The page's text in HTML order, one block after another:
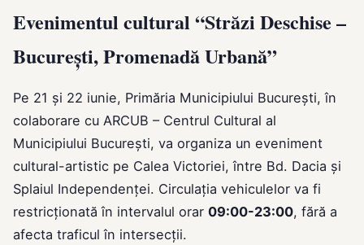
Evenimentul cultural “Străzi Deschise –
București, Promenadă Urbană”
Pe 21 și 22 iunie, Primăria Municipiului București, în
colaborare cu ARCUB – Centrul Cultural al
Municipiului București, va organiza un eveniment
cultural-artistic pe Calea Victoriei, între Bd. Dacia și
Splaiul Independenței. Circulația vehiculelor va fi
restricționată în intervalul orar 09:00-23:00, fără a
afecta traficul în intersecții.